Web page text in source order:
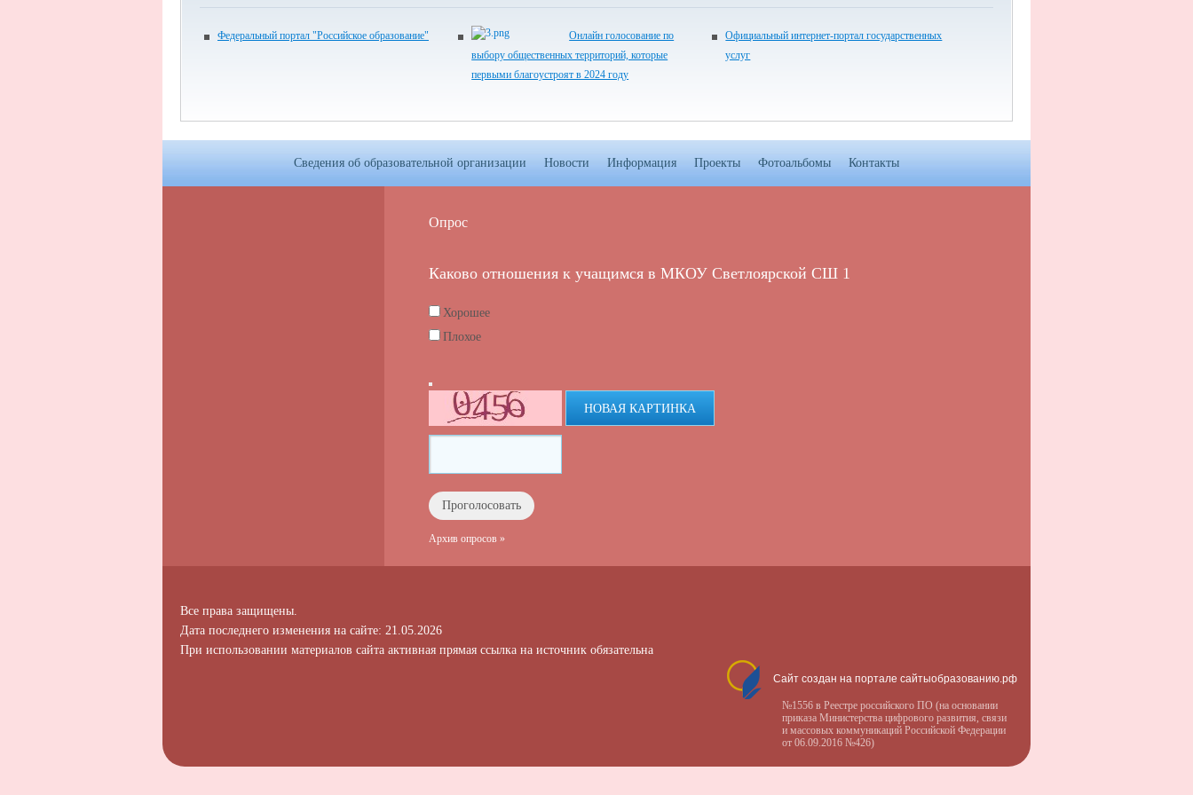
Федеральный портал "Российское образование"
Онлайн голосование по
выбору общественных территорий, которые
первыми благоустроят в 2024 году
Официальный интернет-портал государственных
услуг
Сведения об образовательной организации Новости Информация Проекты Фотоальбомы Контакты
Опрос
Каково отношения к учащимся в МКОУ Светлоярской СШ 1
Хорошее
Плохое
НОВАЯ КАРТИНКА
Архив опросов »
Все права защищены.
Дата последнего изменения на сайте: 21.05.2026
При использовании материалов сайта активная прямая ссылка на источник обязательна
Сайт создан на портале сайтыобразованию.рф
№1556 в Реестре российского ПО (на основании
приказа Министерства цифрового развития, связи
и массовых коммуникаций Российской Федерации
от 06.09.2016 №426)